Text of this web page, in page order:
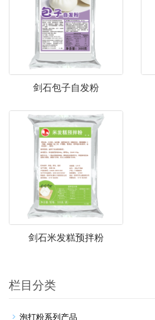
剑石包子自发粉
剑石米发糕预拌粉
栏目分类
泡打粉系列产品